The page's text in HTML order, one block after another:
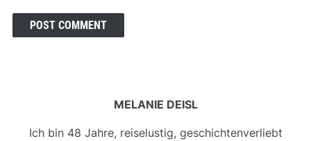
MELANIE DEISL
Ich bin 48 Jahre, reiselustig, geschichtenverliebt